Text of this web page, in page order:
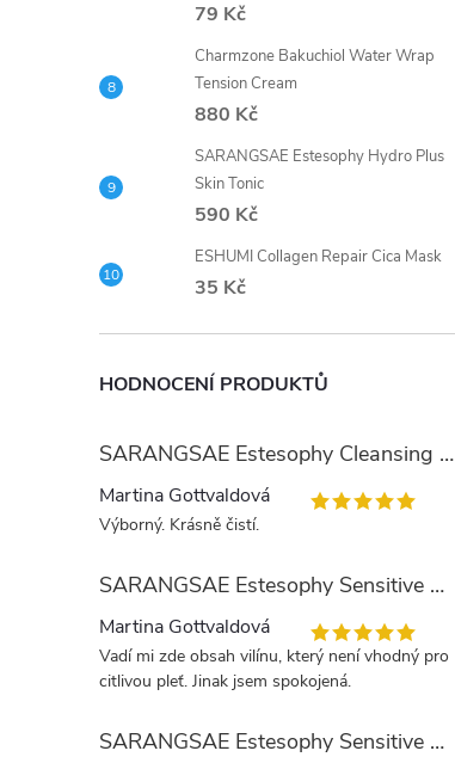
79 Kč
Charmzone Bakuchiol Water Wrap
Tension Cream
880 Kč
SARANGSAE Estesophy Hydro Plus
Skin Tonic
590 Kč
ESHUMI Collagen Repair Cica Mask
35 Kč
HODNOCENÍ PRODUKTŮ
SARANGSAE Estesophy Cleansing Gel
Martina Gottvaldová
Výborný. Krásně čistí.
SARANGSAE Estesophy Sensitive Skin Tonic
Martina Gottvaldová
Vadí mi zde obsah vilínu, který není vhodný pro
citlivou pleť. Jinak jsem spokojená.
SARANGSAE Estesophy Sensitive Day Cream